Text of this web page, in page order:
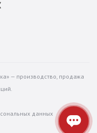
— производство, продажа
данных